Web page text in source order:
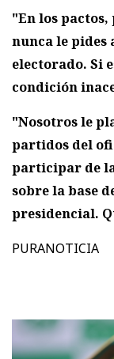
"En los
nunca le pides
electorado. Si
condición
"Nosotros le
partidos del
participar de
sobre la base
presidencial.
PURANOTICIA